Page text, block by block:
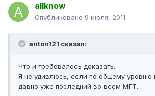
allknow
Опубликовано 9 июля, 2011
anton121 сказал:
Что и требовалось доказать.
Я не удивлюсь, если по общему уровню
давно уже последний во всем МГТ.